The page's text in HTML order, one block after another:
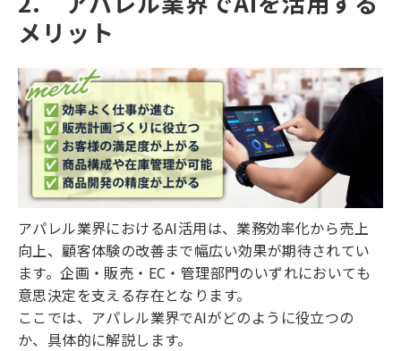
メリット
アパレル業界におけるAI活用は、業務効率化から売上
向上、顧客体験の改善まで幅広い効果が期待されてい
ます。企画・販売・EC・管理部門のいずれにおいても
意思決定を支える存在となります。
ここでは、アパレル業界でAIがどのように役立つの
か、具体的に解説します。